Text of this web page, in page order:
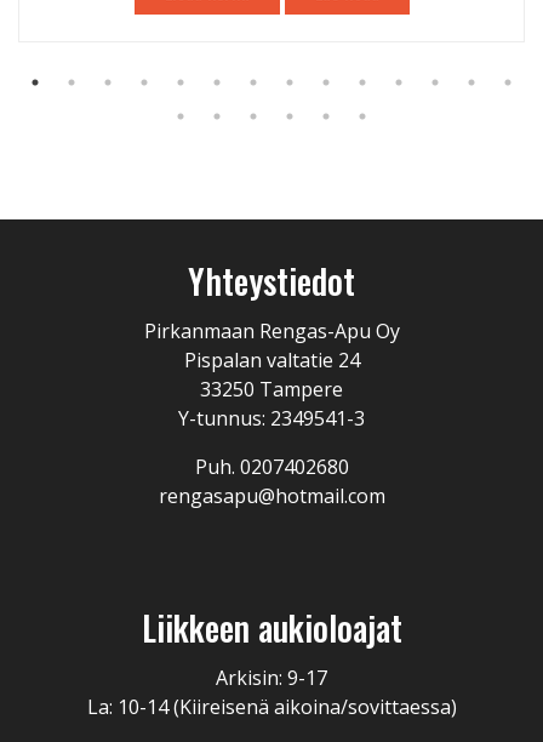
Yhteystiedot
Pirkanmaan Rengas-Apu Oy
Pispalan valtatie 24
33250 Tampere
Y-tunnus: 2349541-3
Puh. 0207402680
rengasapu@hotmail.com
Liikkeen aukioloajat
Arkisin: 9-17
La: 10-14 (Kiireisenä aikoina/sovittaessa)